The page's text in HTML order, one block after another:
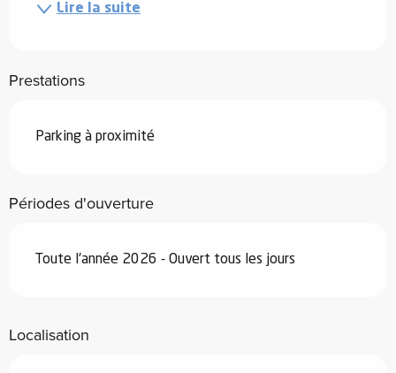
Lire la suite
Prestations
Parking à proximité
Périodes d'ouverture
Toute l'année 2026 - Ouvert tous les jours
Localisation